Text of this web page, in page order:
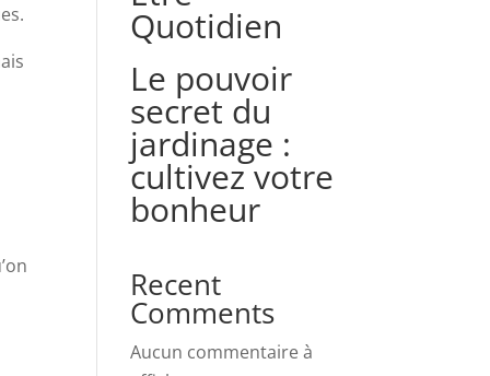
Quotidien
Le pouvoir
secret du
jardinage :
cultivez votre
bonheur
Recent
Comments
Aucun commentaire à